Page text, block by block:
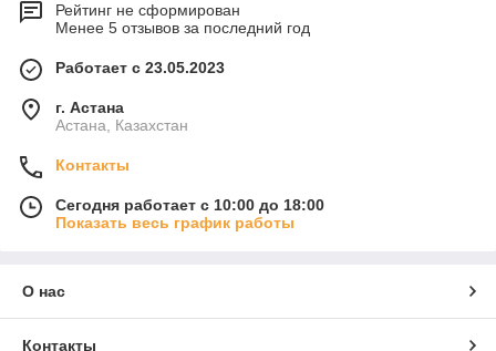
Рейтинг не сформирован
Менее 5 отзывов за последний год
Работает с 23.05.2023
г. Астана
Астана, Казахстан
Контакты
Сегодня работает с 10:00 до 18:00
Показать весь график работы
О нас
Контакты